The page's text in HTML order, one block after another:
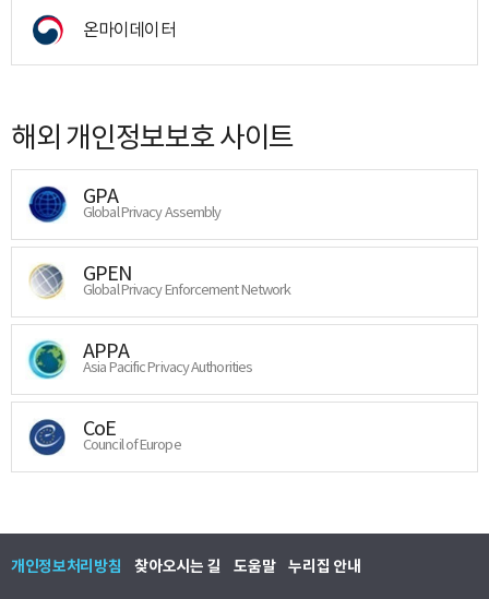
온마이데이터
해외 개인정보보호 사이트
GPA
Global Privacy Assembly
GPEN
Global Privacy Enforcement Network
APPA
Asia Pacific Privacy Authorities
CoE
Council of Europe
개인정보처리방침 찾아오시는 길 도움말 누리집 안내